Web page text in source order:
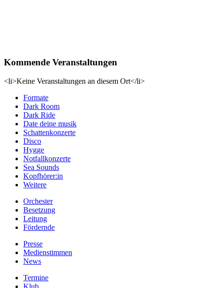
Kommende Veranstaltungen
<li>Keine Veranstaltungen an diesem Ort</li>
Formate
Dark Room
Dark Ride
Date deine musik
Schattenkonzerte
Disco
Hygge
Notfallkonzerte
Sea Sounds
Kopfhörer:in
Weitere
Orchester
Besetzung
Leitung
Fördernde
Presse
Medienstimmen
News
Termine
Klub